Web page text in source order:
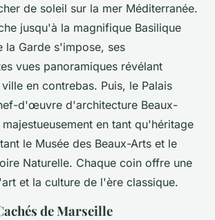
de soleil sur la mer Méditerranée.
jusqu'à la magnifique Basilique
la Garde s'impose, ses
vues panoramiques révélant
en contrebas. Puis, le Palais
d'œuvre d'architecture Beaux-
en tant qu'héritage
le Musée des Beaux-Arts et le
Naturelle. Chaque coin offre une
et la culture de l'ère classique.
de Marseille